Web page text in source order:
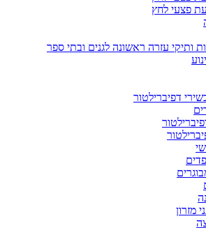
פצעי לחץ
ותיקי עזרה ראשונה לגנים ובתי ספר
דפיברילטור
מזרון